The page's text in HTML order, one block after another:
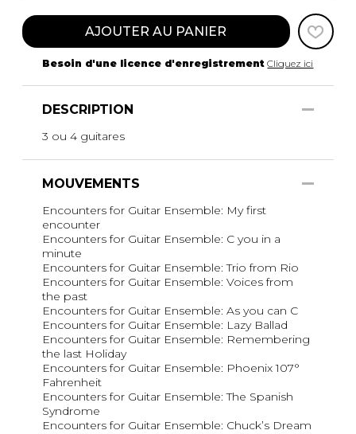
AJOUTER AU PANIER
Besoin d'une licence d'enregistrement Cliquez ici
DESCRIPTION
3 ou 4 guitares
MOUVEMENTS
Encounters for Guitar Ensemble: My first
encounter
Encounters for Guitar Ensemble: C you in a
minute
Encounters for Guitar Ensemble: Trio from Rio
Encounters for Guitar Ensemble: Voices from
the past
Encounters for Guitar Ensemble: As you can C
Encounters for Guitar Ensemble: Lazy Ballad
Encounters for Guitar Ensemble: Remembering
the last Holiday
Encounters for Guitar Ensemble: Phoenix 107°
Fahrenheit
Encounters for Guitar Ensemble: The Spanish
Syndrome
Encounters for Guitar Ensemble: Chuck’s Dream